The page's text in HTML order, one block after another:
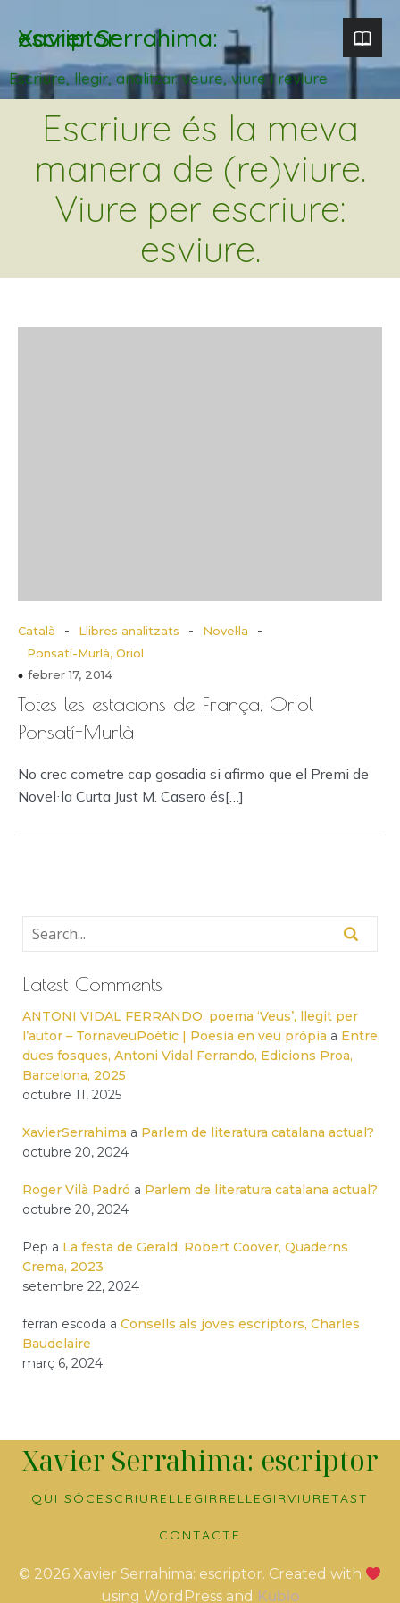
Xavier Serrahima: escriptor
Escriure, llegir, analitzar. veure, viure i reviure
Escriure és la meva
manera de (re)viure.
Viure per escriure:
esviure.
Català - Llibres analitzats - Novel·la -
Ponsatí-Murlà, Oriol
febrer 17, 2014
Totes les estacions de França, Oriol
Ponsatí-Murlà
No crec cometre cap gosadia si afirmo que el Premi de
Novel·la Curta Just M. Casero és[…]
Latest Comments
ANTONI VIDAL FERRANDO, poema ‘Veus’, llegit per
l’autor – TornaveuPoètic | Poesia en veu pròpia a Entre
dues fosques, Antoni Vidal Ferrando, Edicions Proa,
Barcelona, 2025
octubre 11, 2025
XavierSerrahima a Parlem de literatura catalana actual?
octubre 20, 2024
Roger Vilà Padró a Parlem de literatura catalana actual?
octubre 20, 2024
Pep a La festa de Gerald, Robert Coover, Quaderns
Crema, 2023
setembre 22, 2024
ferran escoda a Consells als joves escriptors, Charles
Baudelaire
març 6, 2024
Xavier Serrahima: escriptor
QUI SÓC ESCRIURE LLEGIRRELLEGIRVIURETAST
CONTACTE
© 2026 Xavier Serrahima: escriptor. Created with
using WordPress and Kubio